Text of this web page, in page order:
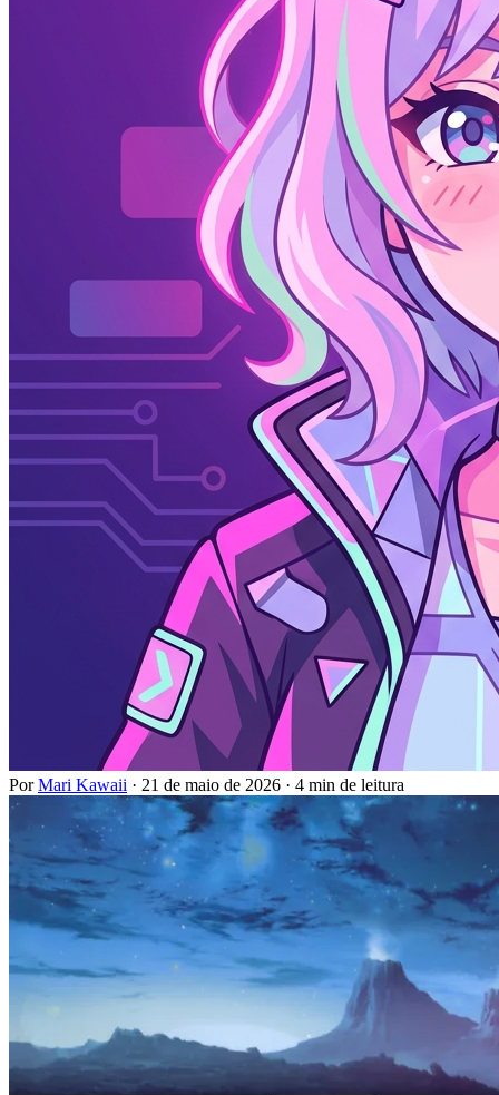
PorMari Kawaii · 21 de maio de 2026 · 4 min de leitura